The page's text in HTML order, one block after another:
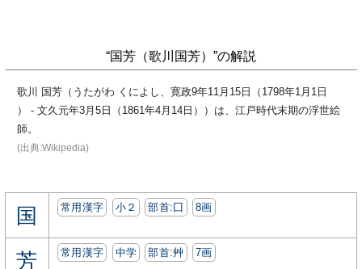
“国芳（歌川国芳）”の解説
歌川 国芳（うたがわ くによし、寛政9年11月15日（1798年1月1日
） - 文久元年3月5日（1861年4月14日））は、江戸時代末期の浮世絵
師。
(出典:Wikipedia)
国 常用漢字 小２ 部首:⼞ 8画
芳 常用漢字 中学 部首:⾋ 7画